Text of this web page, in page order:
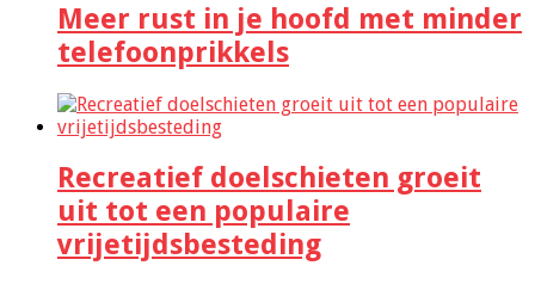
Meer rust in je hoofd met minder
telefoonprikkels
Recreatief doelschieten groeit
uit tot een populaire
vrijetijdsbesteding